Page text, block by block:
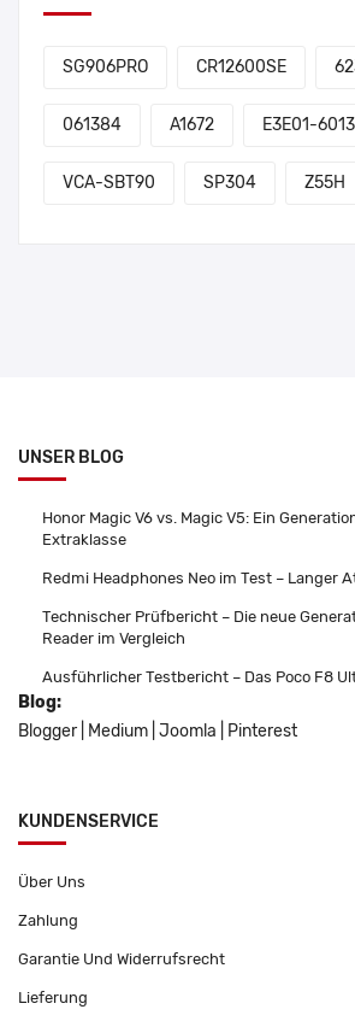
SG906PRO CR12600SE
061384 A1672 E3E01-
VCA-SBT90 SP304 Z55H
UNSER BLOG
Honor Magic V6 vs. Magic V5: Ein
Extraklasse
Redmi Headphones Neo im Test – Langer
Technischer Prüfbericht – Die neue
Reader im Vergleich
Ausführlicher Testbericht – Das Poco F8
Blog:
Blogger
Medium Joomla Pinterest
KUNDENSERVICE
Über Uns
Zahlung
Garantie Und Widerrufsrecht
Lieferung